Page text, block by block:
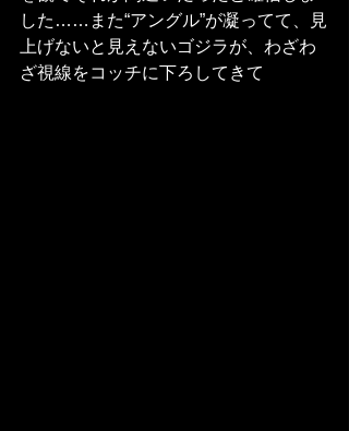
した……また“アングル”が凝ってて、見
上げないと見えないゴジラが、わざわ
ざ視線をコッチに下ろしてきて